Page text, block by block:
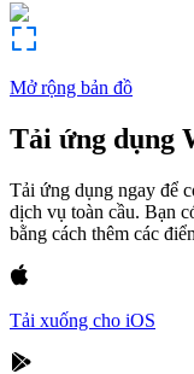
Mở rộng bản đồ
Tải ứng dụng
Tải ứng dụng ngay để
dịch vụ toàn cầu. Bạn
bằng cách thêm các
Tải xuống cho iOS